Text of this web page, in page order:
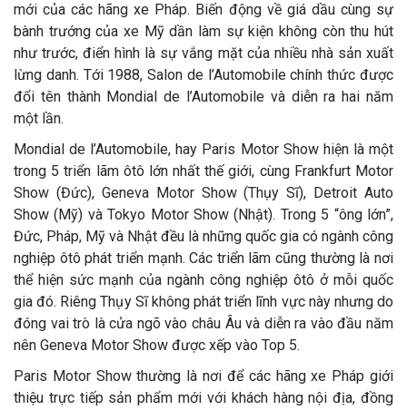
mới của các hãng xe Pháp. Biến động về giá dầu cùng sự
bành trướng của xe Mỹ dần làm sự kiện không còn thu hút
như trước, điển hình là sự vắng mặt của nhiều nhà sản xuất
lừng danh. Tới 1988, Salon de l’Automobile chính thức được
đổi tên thành Mondial de l’Automobile và diễn ra hai năm
một lần.
Mondial de l’Automobile, hay Paris Motor Show hiện là một
trong 5 triển lãm ôtô lớn nhất thế giới, cùng Frankfurt Motor
Show (Đức), Geneva Motor Show (Thụy Sĩ), Detroit Auto
Show (Mỹ) và Tokyo Motor Show (Nhật). Trong 5 “ông lớn”,
Đức, Pháp, Mỹ và Nhật đều là những quốc gia có ngành công
nghiệp ôtô phát triển mạnh. Các triển lãm cũng thường là nơi
thể hiện sức mạnh của ngành công nghiệp ôtô ở mỗi quốc
gia đó. Riêng Thụy Sĩ không phát triển lĩnh vực này nhưng do
đóng vai trò là cửa ngõ vào châu Âu và diễn ra vào đầu năm
nên Geneva Motor Show được xếp vào Top 5.
Paris Motor Show thường là nơi để các hãng xe Pháp giới
thiệu trực tiếp sản phẩm mới với khách hàng nội địa, đồng